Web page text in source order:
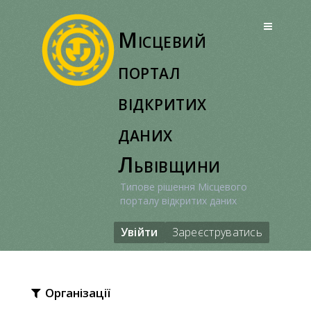
Місцевий
портал
відкритих
даних
Львівщини
Типове рішення Місцевого
порталу відкритих даних
Увійти Зареєструватись
Організації